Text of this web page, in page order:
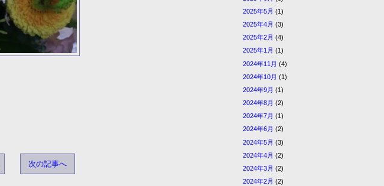
次の記事へ
2025年5月 (1)
2025年4月 (3)
2025年2月 (4)
2025年1月 (1)
2024年11月 (4)
2024年10月 (1)
2024年9月 (1)
2024年8月 (2)
2024年7月 (1)
2024年6月 (2)
2024年5月 (3)
2024年4月 (2)
2024年3月 (2)
2024年2月 (2)